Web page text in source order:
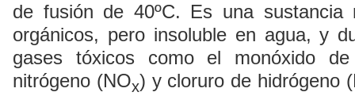
de fusión de 40ºC. Es una sustancia
orgánicos, pero insoluble en agua, y
gases tóxicos como el monóxido
nitrógeno (NOx) y cloruro de hidrógeno